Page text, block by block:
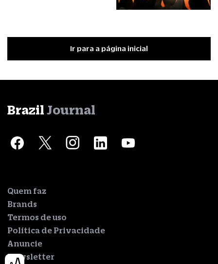
Ir para a página inicial
Brazil Journal
Quem faz
Brands
Termos de uso
Política de Privacidade
Anuncie
Newsletter